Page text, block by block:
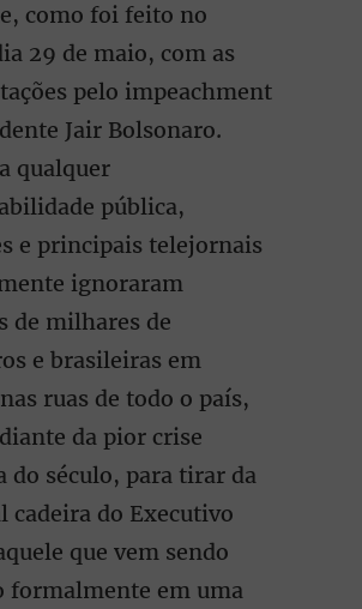
como foi feito no
29 de maio, com as
pelo impeachment
Jair Bolsonaro.
qualquer
pública,
e principais telejornais
ignoraram
de milhares de
e brasileiras em
ruas de todo o país,
da pior crise
do século, para tirar da
cadeira do Executivo
que vem sendo
formalmente em uma